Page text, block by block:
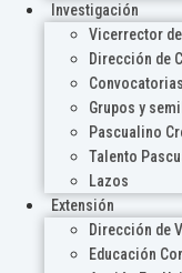
Investigación
Vicerrector
Dirección de
Grupos y
Pascualino
Talento
Lazos
Extensión
Dirección de
Educación